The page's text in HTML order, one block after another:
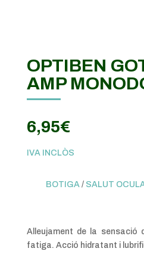
OPTIBEN
AMP
6,95€
IVA INCLÒS
BOTIGA / SALUT
Alleujament de la sensació
fatiga. Acció hidratant i